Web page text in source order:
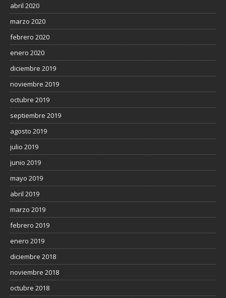
abril 2020
marzo 2020
febrero 2020
enero 2020
diciembre 2019
noviembre 2019
octubre 2019
septiembre 2019
agosto 2019
julio 2019
junio 2019
mayo 2019
abril 2019
marzo 2019
febrero 2019
enero 2019
diciembre 2018
noviembre 2018
octubre 2018